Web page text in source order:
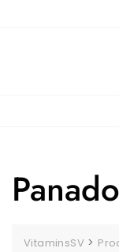
VitaminsSV >